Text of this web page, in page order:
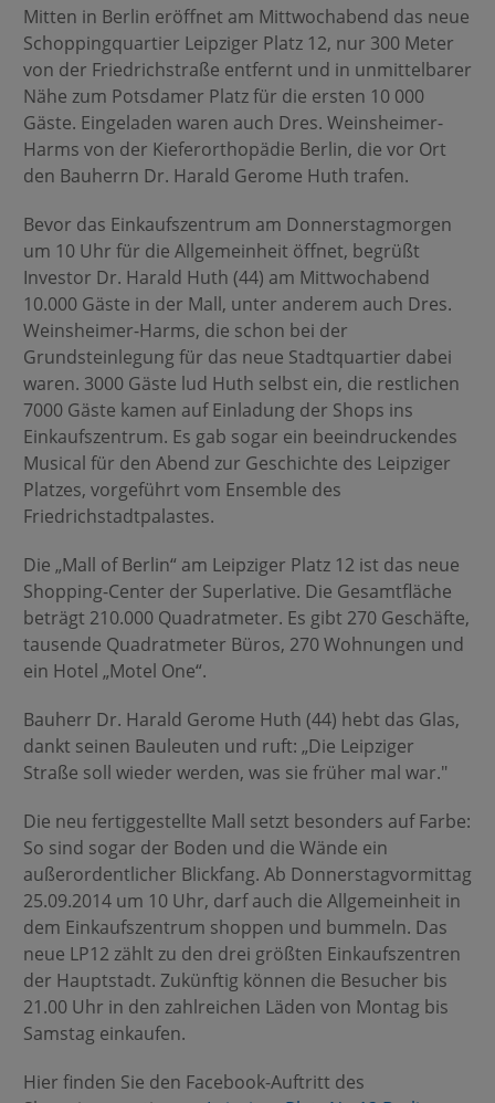
Mitten in Berlin eröffnet am Mittwochabend das neue
Schoppingquartier Leipziger Platz 12, nur 300 Meter
von der Friedrichstraße entfernt und in unmittelbarer
Nähe zum Potsdamer Platz für die ersten 10 000
Gäste. Eingeladen waren auch Dres. Weinsheimer-
Harms von der Kieferorthopädie Berlin, die vor Ort
den Bauherrn Dr. Harald Gerome Huth trafen.
Bevor das Einkaufszentrum am Donnerstagmorgen
um 10 Uhr für die Allgemeinheit öffnet, begrüßt
Investor Dr. Harald Huth (44) am Mittwochabend
10.000 Gäste in der Mall, unter anderem auch Dres.
Weinsheimer-Harms, die schon bei der
Grundsteinlegung für das neue Stadtquartier dabei
waren. 3000 Gäste lud Huth selbst ein, die restlichen
7000 Gäste kamen auf Einladung der Shops ins
Einkaufszentrum. Es gab sogar ein beeindruckendes
Musical für den Abend zur Geschichte des Leipziger
Platzes, vorgeführt vom Ensemble des
Friedrichstadtpalastes.
Die „Mall of Berlin“ am Leipziger Platz 12 ist das neue
Shopping-Center der Superlative. Die Gesamtfläche
beträgt 210.000 Quadratmeter. Es gibt 270 Geschäfte,
tausende Quadratmeter Büros, 270 Wohnungen und
ein Hotel „Motel One“.
Bauherr Dr. Harald Gerome Huth (44) hebt das Glas,
dankt seinen Bauleuten und ruft: „Die Leipziger
Straße soll wieder werden, was sie früher mal war."
Die neu fertiggestellte Mall setzt besonders auf Farbe:
So sind sogar der Boden und die Wände ein
außerordentlicher Blickfang. Ab Donnerstagvormittag
25.09.2014 um 10 Uhr, darf auch die Allgemeinheit in
dem Einkaufszentrum shoppen und bummeln. Das
neue LP12 zählt zu den drei größten Einkaufszentren
der Hauptstadt. Zukünftig können die Besucher bis
21.00 Uhr in den zahlreichen Läden von Montag bis
Samstag einkaufen.
Hier finden Sie den Facebook-Auftritt des